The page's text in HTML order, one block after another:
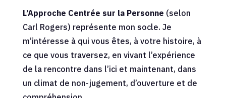
L’Approche Centrée sur la Personne (selon
Carl Rogers) représente mon socle. Je
m’intéresse à qui vous êtes, à votre histoire, à
ce que vous traversez, en vivant l’expérience
de la rencontre dans l’ici et maintenant, dans
un climat de non-jugement, d’ouverture et de